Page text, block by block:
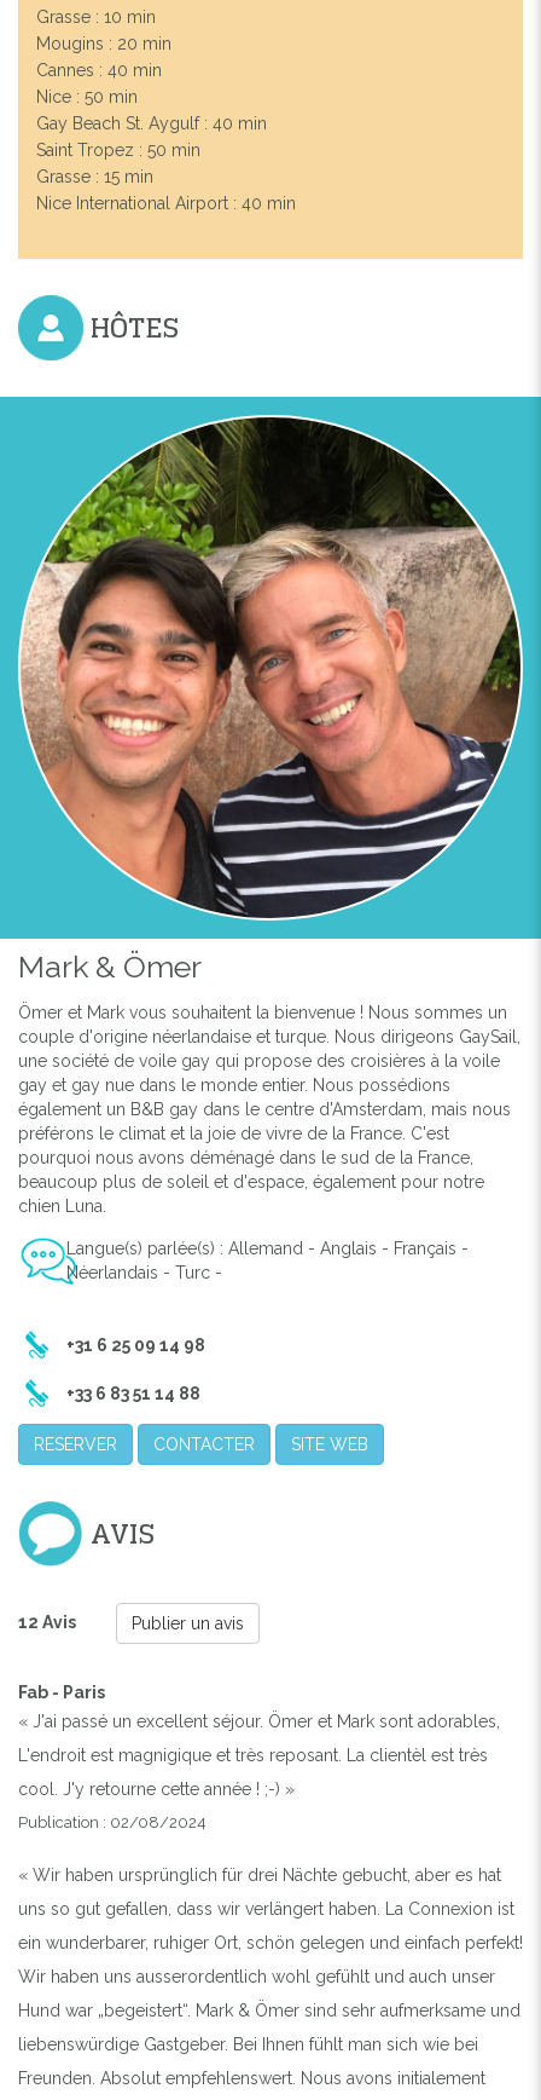
Grasse : 10 min
Mougins : 20 min
Cannes : 40 min
Nice : 50 min
Gay Beach St. Aygulf : 40 min
Saint Tropez : 50 min
Grasse : 15 min
Nice International Airport : 40 min
HÔTES
Mark & Ömer
Ömer et Mark vous souhaitent la bienvenue ! Nous sommes un
couple d'origine néerlandaise et turque. Nous dirigeons GaySail,
une société de voile gay qui propose des croisières à la voile
gay et gay nue dans le monde entier. Nous possédions
également un B&B gay dans le centre d'Amsterdam, mais nous
préférons le climat et la joie de vivre de la France. C'est
pourquoi nous avons déménagé dans le sud de la France,
beaucoup plus de soleil et d'espace, également pour notre
chien Luna.
Langue(s) parlée(s) : Allemand - Anglais - Français -
Néerlandais - Turc -
+31 6 25 09 14 98
+33 6 83 51 14 88
RESERVER CONTACTER SITE WEB
AVIS
12 Avis Publier un avis
Fab - Paris
« J'ai passé un excellent séjour. Ömer et Mark sont adorables,
L'endroit est magnigique et très reposant. La clientèl est très
cool. J'y retourne cette année ! ;-) »
Publication : 02/08/2024
« Wir haben ursprünglich für drei Nächte gebucht, aber es hat
uns so gut gefallen, dass wir verlängert haben. La Connexion ist
ein wunderbarer, ruhiger Ort, schön gelegen und einfach perfekt!
Wir haben uns ausserordentlich wohl gefühlt und auch unser
Hund war „begeistert“. Mark & Ömer sind sehr aufmerksame und
liebenswürdige Gastgeber. Bei Ihnen fühlt man sich wie bei
Freunden. Absolut empfehlenswert. Nous avons initialement